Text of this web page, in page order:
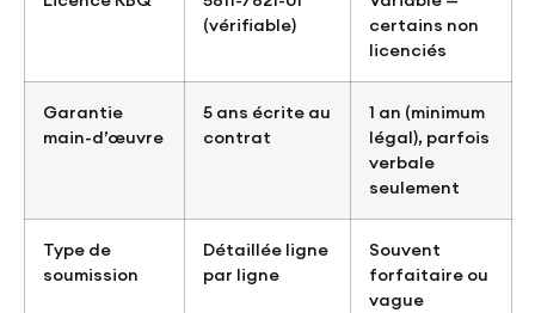
(vérifiable)
certains non
licenciés
Garantie
main-d’œuvre
5 ans écrite au
contrat
1 an (minimum
légal), parfois
verbale
seulement
Type de
soumission
Détaillée ligne
par ligne
Souvent
forfaitaire ou
vague